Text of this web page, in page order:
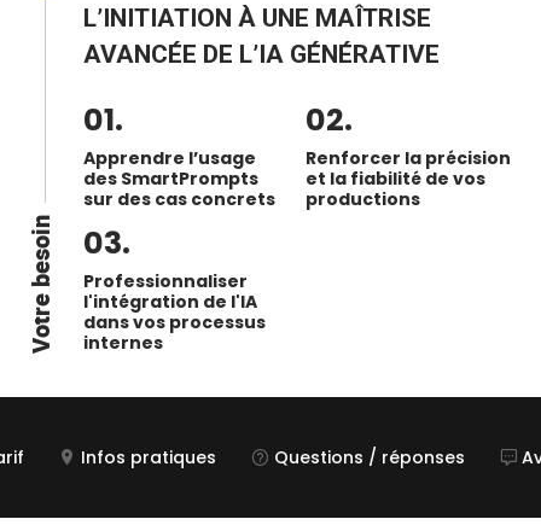
Votre besoin
L’INITIATION À UNE MAÎTRISE
AVANCÉE DE L’IA GÉNÉRATIVE
Apprendre l’usage
des SmartPrompts
sur des cas concrets
Renforcer la précision
et la fiabilité de vos
productions
Professionnaliser
l'intégration de l'IA
dans vos processus
internes
Infos pratiques Questions / réponses